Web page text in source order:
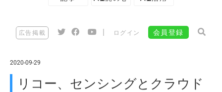
広告掲載 ログイン 会員登録
2020-09-29
リコー、センシングとクラウド